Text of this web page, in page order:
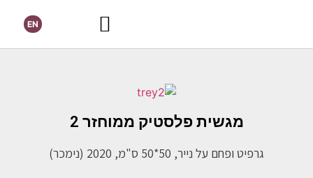
EN
מגשית פלסטיק ממוחזר 2
גרפיט ופחם על נייר, 50*50 ס"מ, 2020 (נימכר)